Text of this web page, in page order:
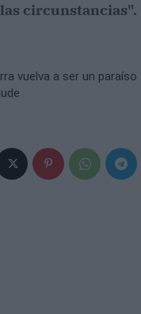
circunstancias".
vuelva a ser un paraíso